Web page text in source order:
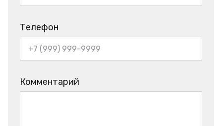
Телефон
Комментарий